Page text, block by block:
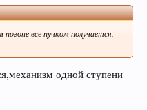
все пучком получается,
одной ступени